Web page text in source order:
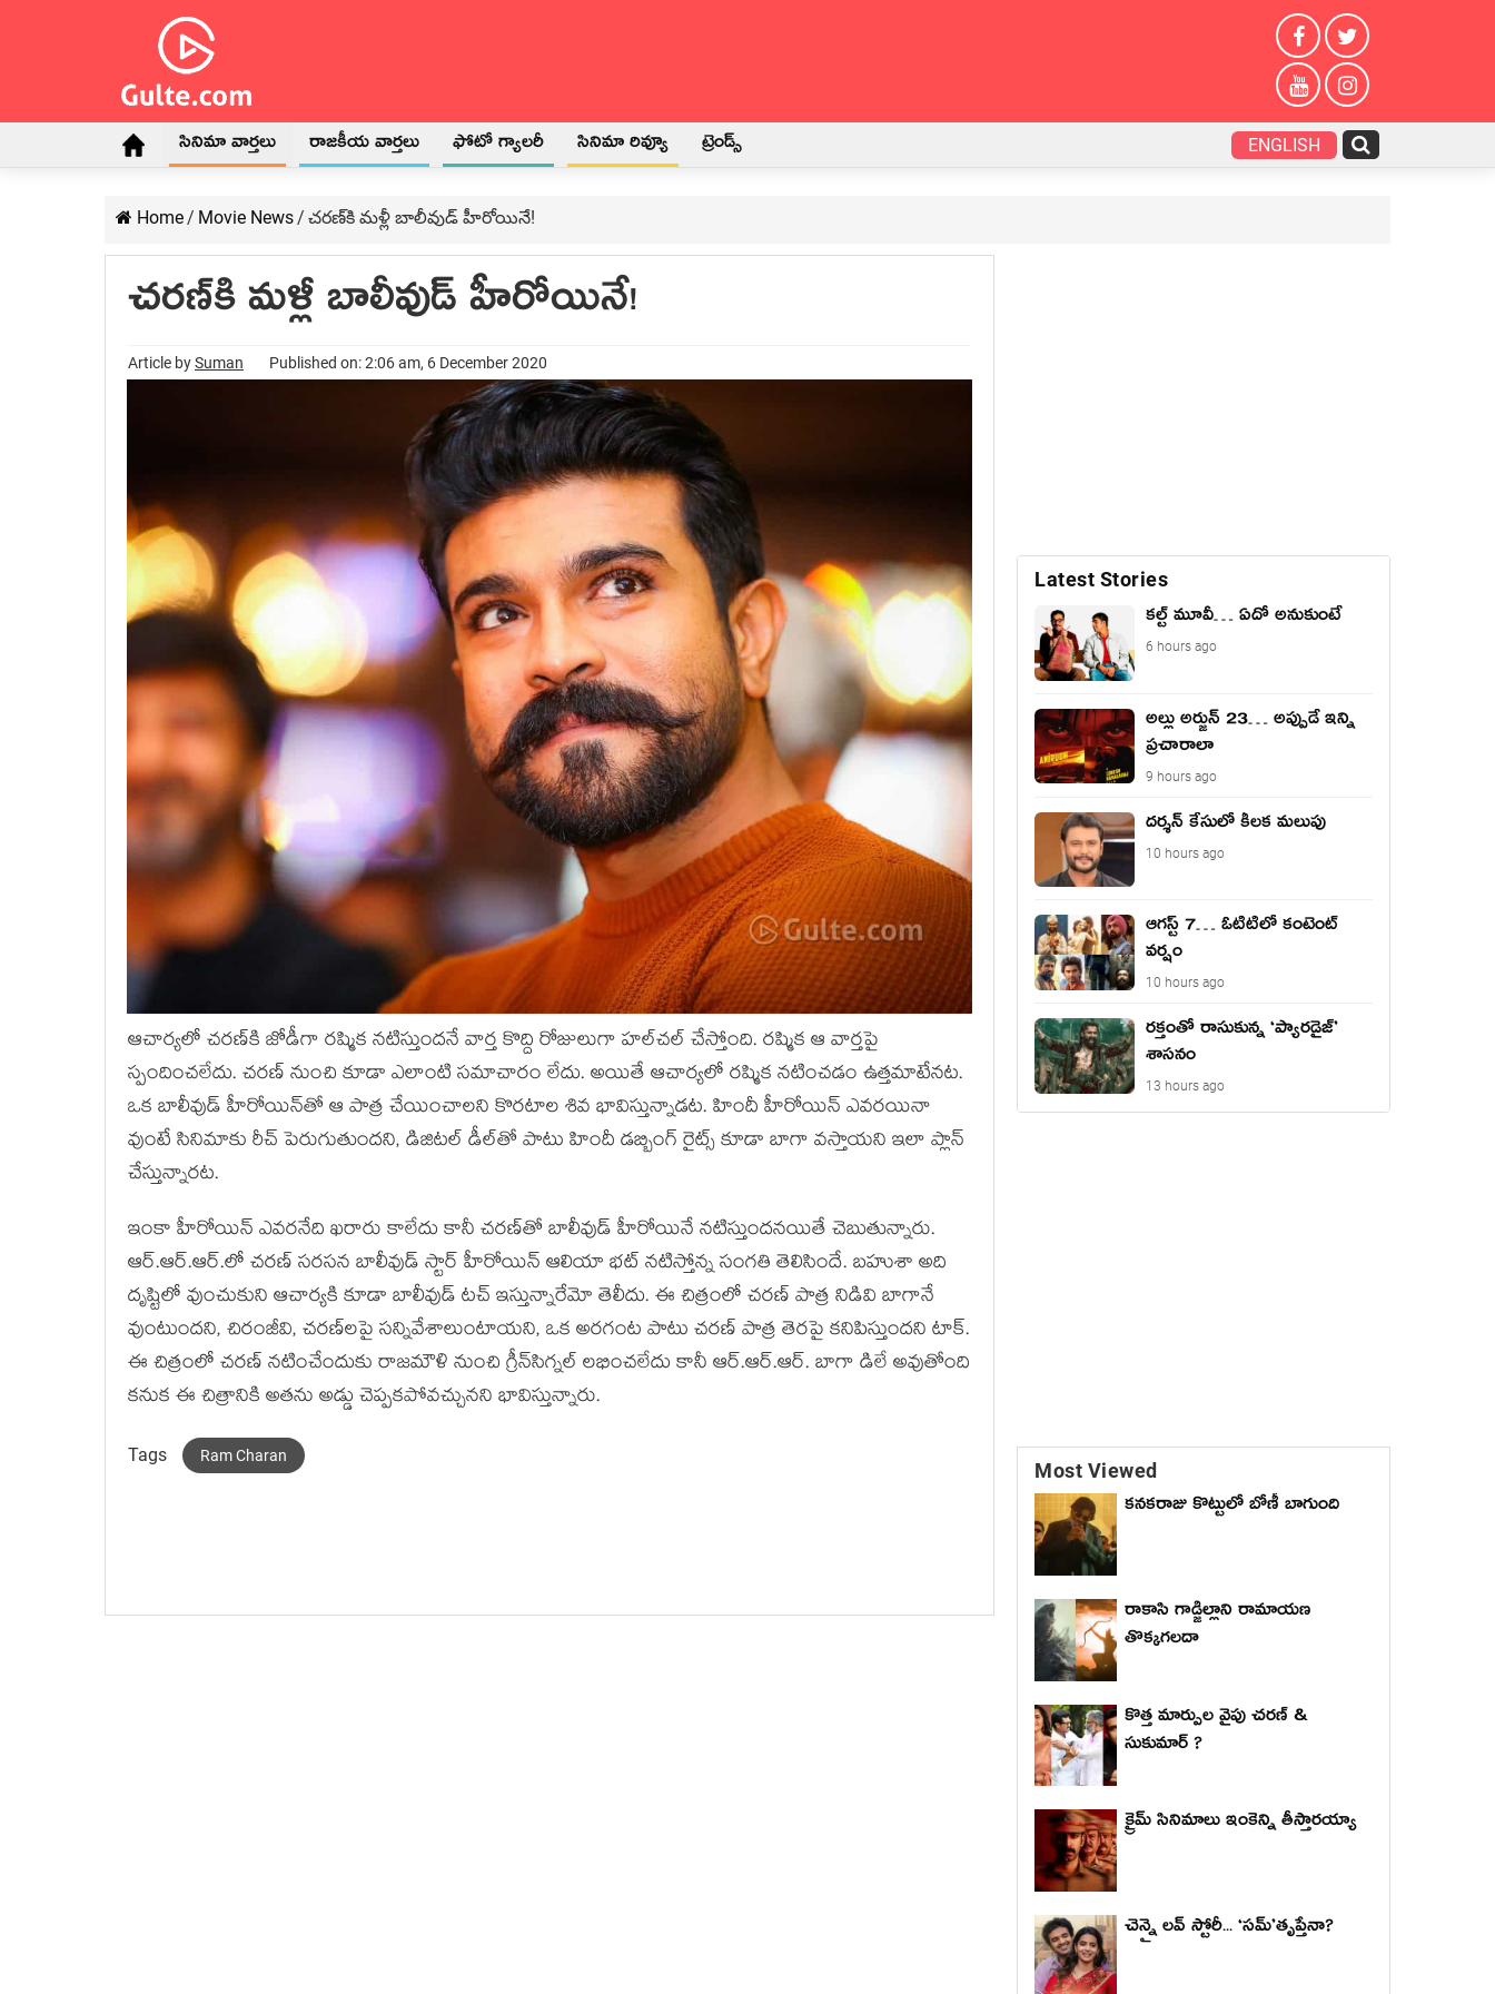
సినిమా వార్తలు రాజకీయ వార్తలు ఫోటో గ్యాలరీ సినిమా రివ్యూ ట్రెండ్స్ ENGLISH
Home/ Movie News/ చరణ్‍కి మళ్లీ బాలీవుడ్‍ హీరోయినే!
చరణ్‍కి మళ్లీ బాలీవుడ్‍ హీరోయినే!
Article bySuman Published on: 2:06 am, 6 December 2020
ఆచార్యలో చరణ్‍కి జోడీగా రష్మిక నటిస్తుందనే వార్త కొద్ది రోజులుగా హల్‍చల్‍ చేస్తోంది. రష్మిక ఆ వార్తపై
స్పందించలేదు. చరణ్‍ నుంచి కూడా ఎలాంటి సమాచారం లేదు. అయితే ఆచార్యలో రష్మిక నటించడం ఉత్తమాటేనట.
ఒక బాలీవుడ్‍ హీరోయిన్‍తో ఆ పాత్ర చేయించాలని కొరటాల శివ భావిస్తున్నాడట. హిందీ హీరోయిన్‍ ఎవరయినా
వుంటే సినిమాకు రీచ్‍ పెరుగుతుందని, డిజిటల్‍ డీల్‍తో పాటు హిందీ డబ్బింగ్‍ రైట్స్ కూడా బాగా వస్తాయని ఇలా ప్లాన్‍
చేస్తున్నారట.
ఇంకా హీరోయిన్‍ ఎవరనేది ఖరారు కాలేదు కానీ చరణ్‍తో బాలీవుడ్‍ హీరోయినే నటిస్తుందనయితే చెబుతున్నారు.
ఆర్‍.ఆర్‍.ఆర్‍.లో చరణ్‍ సరసన బాలీవుడ్‍ స్టార్‍ హీరోయిన్‍ ఆలియా భట్‍ నటిస్తోన్న సంగతి తెలిసిందే. బహుశా అది
దృష్టిలో వుంచుకుని ఆచార్యకి కూడా బాలీవుడ్‍ టచ్‍ ఇస్తున్నారేమో తెలీదు. ఈ చిత్రంలో చరణ్‍ పాత్ర నిడివి బాగానే
వుంటుందని, చిరంజీవి, చరణ్‍లపై సన్నివేశాలుంటాయని, ఒక అరగంట పాటు చరణ్‍ పాత్ర తెరపై కనిపిస్తుందని టాక్‍.
ఈ చిత్రంలో చరణ్‍ నటించేందుకు రాజమౌళి నుంచి గ్రీన్‍సిగ్నల్‍ లభించలేదు కానీ ఆర్‍.ఆర్‍.ఆర్‍. బాగా డిలే అవుతోంది
కనుక ఈ చిత్రానికి అతను అడ్డు చెప్పకపోవచ్చునని భావిస్తున్నారు.
Tags Ram Charan
Latest Stories
కల్ట్ మూవీ… ఏదో అనుకుంటే
6 hours ago
అల్లు అర్జున్ 23… అప్పుడే ఇన్ని
ప్రచారాలా
9 hours ago
దర్శన్ కేసులో కీలక మలుపు
10 hours ago
ఆగస్ట్ 7… ఓటిటిలో కంటెంట్
వర్షం
10 hours ago
రక్తంతో రాసుకున్న ‘ప్యారడైజ్’
శాసనం
13 hours ago
Most Viewed
కనకరాజు కొట్టులో బోణీ బాగుంది
రాకాసి గాడ్జిల్లాని రామాయణ
తొక్కగలదా
కొత్త మార్పుల వైపు చరణ్ &
సుకుమార్ ?
క్రైమ్ సినిమాలు ఇంకెన్ని తీస్తారయ్యా
చెన్నై లవ్ స్టోరీ... ‘సమ్’తృప్తేనా?